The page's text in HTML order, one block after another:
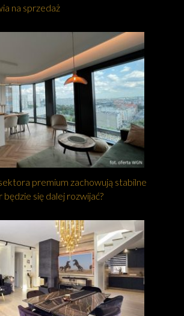
na sprzedaż
premium zachowują stabilne
się dalej rozwijać?